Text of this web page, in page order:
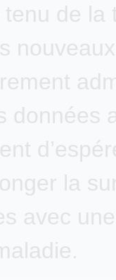
de la
données
la
avec